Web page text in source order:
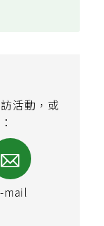
活動，或
：